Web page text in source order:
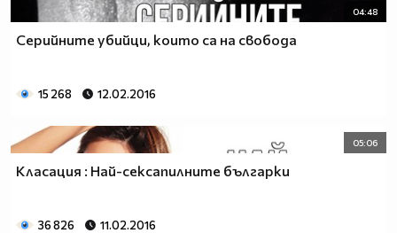
04:48
Серийните убийци, които са на свобода
15 268 12.02.2016
05:06
Класация : Най-сексапилните българки
36 826 11.02.2016